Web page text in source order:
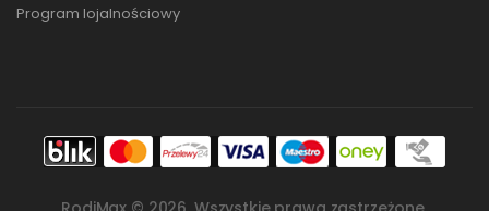
Program lojalnościowy